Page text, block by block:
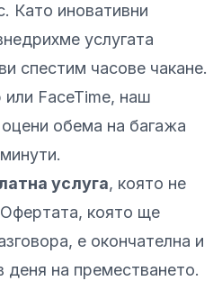
Като иновативни
услугата
спестим часове чакане.
FaceTime, наш
обема на багажа
услуга, която не
която ще
е окончателна и
на преместването.